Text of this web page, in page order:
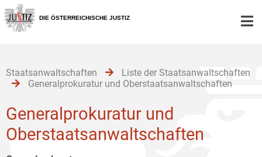
Zur
Hauptnavigation
[1]
Zum
Inhalt
[2]
Zum
Untermenü
[3]
DIE ÖSTERREICHISCHE JUSTIZ
Staatsanwaltschaften
Liste der Staatsanwaltschaften
Generalprokuratur und Oberstaatsanwaltschaften
Generalprokuratur und
Oberstaatsanwaltschaften